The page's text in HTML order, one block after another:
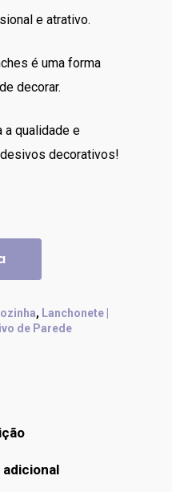
e atrativo.
é uma forma
decorar.
a qualidade e
decorativos!
, Lanchonete |
de Parede